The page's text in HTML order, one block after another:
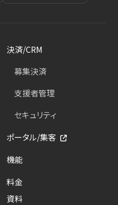
決済/CRM
募集決済
支援者管理
セキュリティ
ポータル/集客
機能
料金
資料